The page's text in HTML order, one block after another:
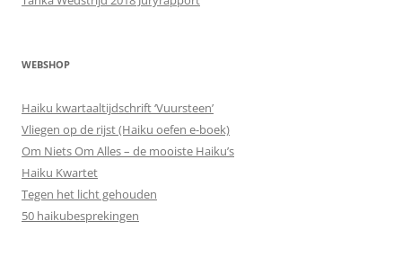
WEBSHOP
Haiku kwartaaltijdschrift ‘Vuursteen’
Vliegen op de rijst (Haiku oefen e-boek)
Om Niets Om Alles – de mooiste Haiku’s
Haiku Kwartet
Tegen het licht gehouden
50 haikubesprekingen